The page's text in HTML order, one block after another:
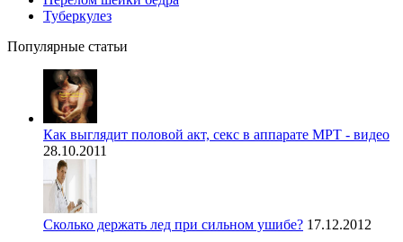
Туберкулез
Популярные статьи
Как выглядит половой акт, секс в аппарате МРТ - видео
28.10.2011
Сколько держать лед при сильном ушибе? 17.12.2012